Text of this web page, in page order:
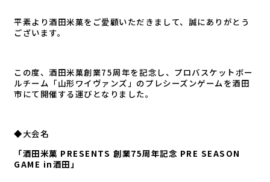
平素より酒田米菓をご愛顧いただきまして、誠にありがとう
ございます。
この度、酒田米菓創業75周年を記念し、プロバスケットボー
ルチーム「山形ワイヴァンズ」のプレシーズンゲームを酒田
市にて開催する運びとなりました。
◆大会名
「酒田米菓 PRESENTS 創業75周年記念 PRE SEASON
GAME in酒田」